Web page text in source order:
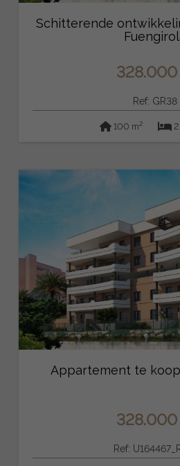
Schitterende
Ref: GR38
100 m2 2
Appartement te
Ref: